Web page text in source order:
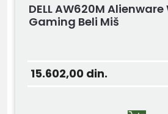
DELL AW620M
Gaming Beli Miš
15.602,00 din.